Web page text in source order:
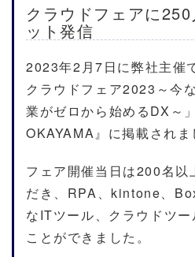
クラウドフェアに
ット発信
2023年2月7日に弊社主催
クラウドフェア2023～今
業がゼロから始めるDX～
OKAYAMA』に掲載されま
フェア開催当日は200名以
だき、RPA、kintone、
なITツール、クラウドツー
ことができました。